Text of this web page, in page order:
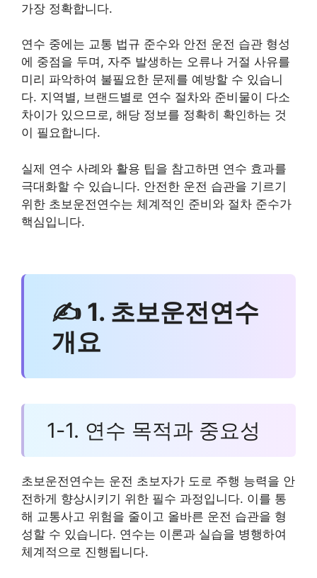
가장 정확합니다.
연수 중에는 교통 법규 준수와 안전 운전 습관 형성
에 중점을 두며, 자주 발생하는 오류나 거절 사유를
미리 파악하여 불필요한 문제를 예방할 수 있습니
다. 지역별, 브랜드별로 연수 절차와 준비물이 다소
차이가 있으므로, 해당 정보를 정확히 확인하는 것
이 필요합니다.
실제 연수 사례와 활용 팁을 참고하면 연수 효과를
극대화할 수 있습니다. 안전한 운전 습관을 기르기
위한 초보운전연수는 체계적인 준비와 절차 준수가
핵심입니다.
✍ 1. 초보운전연수
개요
1-1. 연수 목적과 중요성
초보운전연수는 운전 초보자가 도로 주행 능력을 안
전하게 향상시키기 위한 필수 과정입니다. 이를 통
해 교통사고 위험을 줄이고 올바른 운전 습관을 형
성할 수 있습니다. 연수는 이론과 실습을 병행하여
체계적으로 진행됩니다.